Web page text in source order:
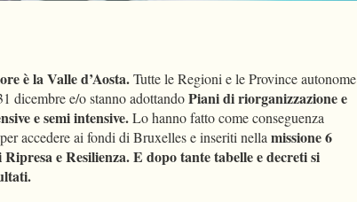
è la Valle d’Aosta.Tutte le Regioni e le Province autonome
dicembre e/o stanno adottandoPiani di riorganizzazione e
e semi intensive.Lo hanno fatto come conseguenza
accedere ai fondi di Bruxelles e inseriti nellamissione 6
e Resilienza. E dopo tante tabelle e decreti si